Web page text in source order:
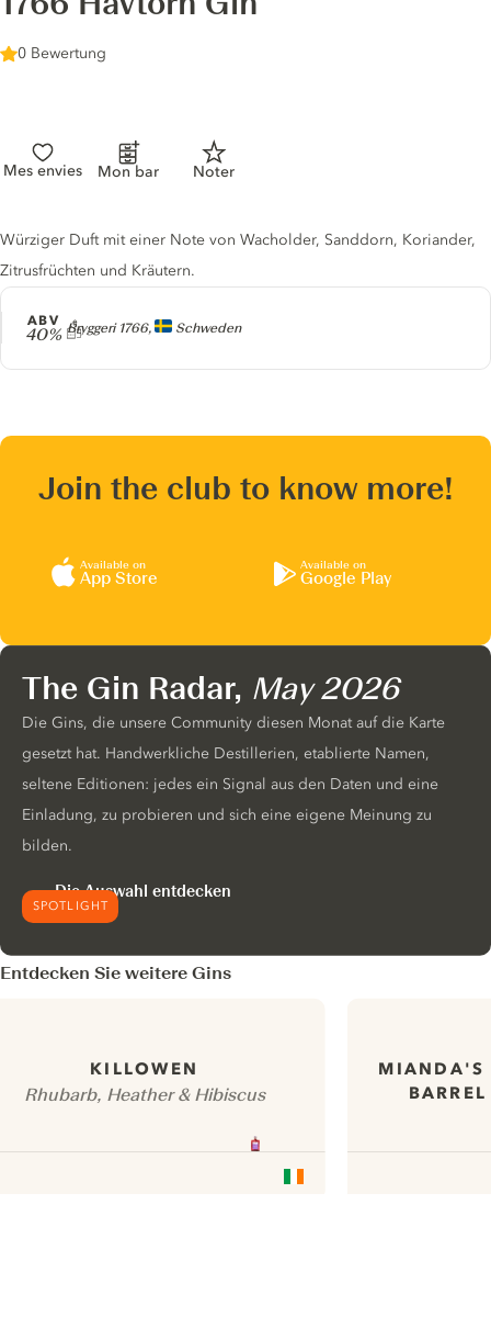
0 Bewertung
Mes envies Mon bar Noter
Producer
Bryggeri 1766, Schweden
ABV
40%
Gin description
Würziger Duft mit einer Note von Wacholder, Sanddorn, Koriander,
Zitrusfrüchten und Kräutern.
Join the club to know more!
Available on
App Store
Available on
Google Play
SPOTLIGHT
The Gin Radar, May 2026
Die Gins, die unsere Community diesen Monat auf die Karte
gesetzt hat. Handwerkliche Destillerien, etablierte Namen,
seltene Editionen: jedes ein Signal aus den Daten und eine
Einladung, zu probieren und sich eine eigene Meinung zu
bilden.
Die Auswahl entdecken
Entdecken Sie weitere Gins
KILLOWEN
Rhubarb, Heather & Hibiscus
MIANDA'S